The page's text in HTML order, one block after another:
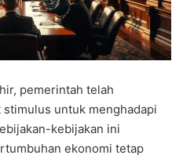
pemerintah telah
untuk menghadapi
kebijakan ini
ekonomi tetap